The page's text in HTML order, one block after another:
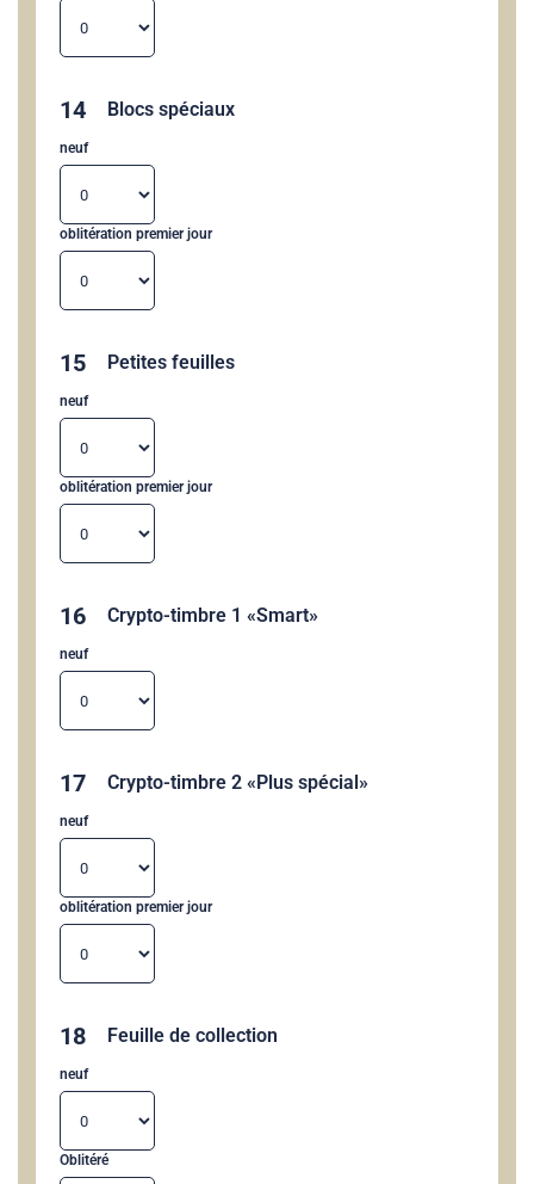
14 Blocs spéciaux
neuf
oblitération premier jour
15 Petites feuilles
neuf
oblitération premier jour
16 Crypto-timbre 1 «Smart»
neuf
17 Crypto-timbre 2 «Plus spécial»
neuf
oblitération premier jour
18 Feuille de collection
neuf
Oblitéré